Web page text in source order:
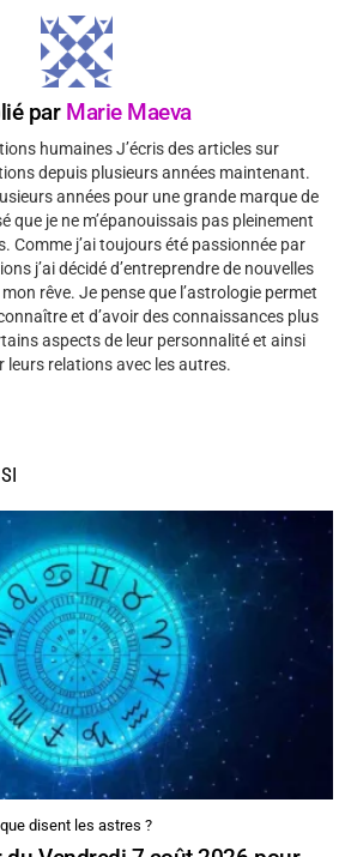
par Marie Maeva
humaines J’écris des articles sur
depuis plusieurs années maintenant.
années pour une grande marque de
que je ne m’épanouissais pas pleinement
Comme j’ai toujours été passionnée par
j’ai décidé d’entreprendre de nouvelles
rêve. Je pense que l’astrologie permet
et d’avoir des connaissances plus
aspects de leur personnalité et ainsi
leurs relations avec les autres.
disent les astres ?